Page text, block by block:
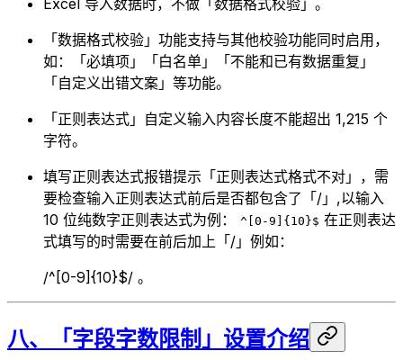
Excel 导入数据时，不做「数据格式校验」。
「数据格式校验」功能支持与其他校验功能同时启用，
如：「必填项」「白名单」「不能和已有数据重复」
「自定义出错文案」等功能。
「正则表达式」自定义输入内容长度不能超出 1,215 个
字符。
填写正则表达式报错提示「正则表达式格式不对」，需
要检查输入正则表达式前后是否都包含了「/」,以输入
10 位纯数字正则表达式为例：
^[0-9]{10}$ 在正则表达
式填写的时需要在前后加上「/」例如：
/^[0-9]{10}$/ 。
八、「字段字数限制」设置介绍